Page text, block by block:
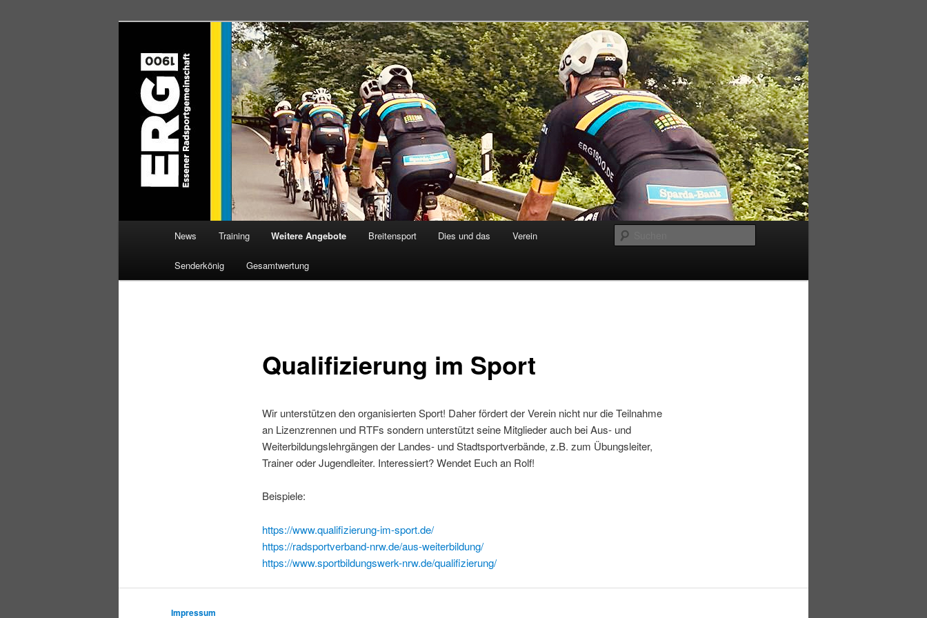
ERG 1900 e.V
Willkommen bei der Essener Radsportgemeinschaft
News Training Weitere Angebote Breitensport Dies und das Verein
Senderkönig Gesamtwertung
Qualifizierung im Sport
Wir unterstützen den organisierten Sport! Daher fördert der Verein nicht nur die Teilnahme
an Lizenzrennen und RTFs sondern unterstützt seine Mitglieder auch bei Aus- und
Weiterbildungslehrgängen der Landes- und Stadtsportverbände, z.B. zum Übungsleiter,
Trainer oder Jugendleiter. Interessiert? Wendet Euch an Rolf!
Beispiele:
https://www.qualifizierung-im-sport.de/
https://radsportverband-nrw.de/aus-weiterbildung/
https://www.sportbildungswerk-nrw.de/qualifizierung/
Impressum